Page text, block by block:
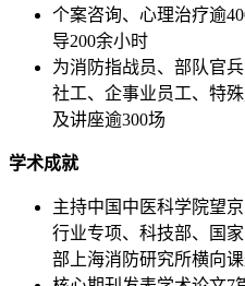
个案咨询、心理治疗逾
导200余小时
为消防指战员、部队官
社工、企事业员工、特
及讲座逾300场
学术成就
主持中国中医科学院望
行业专项、科技部、国
部上海消防研究所横向